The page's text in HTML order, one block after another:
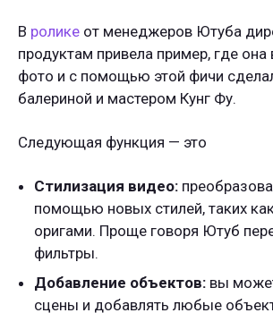
В ролике от менеджеров Ютуба
продуктам привела пример, где она
фото и с помощью этой фичи
балериной и мастером Кунг Фу.
Следующая функция — это
Стилизация видео:
помощью новых стилей, таких
оригами. Проще говоря Ютуб
фильтры.
Добавление объектов: вы
сцены и добавлять любые